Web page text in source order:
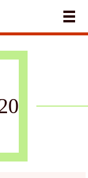
メ